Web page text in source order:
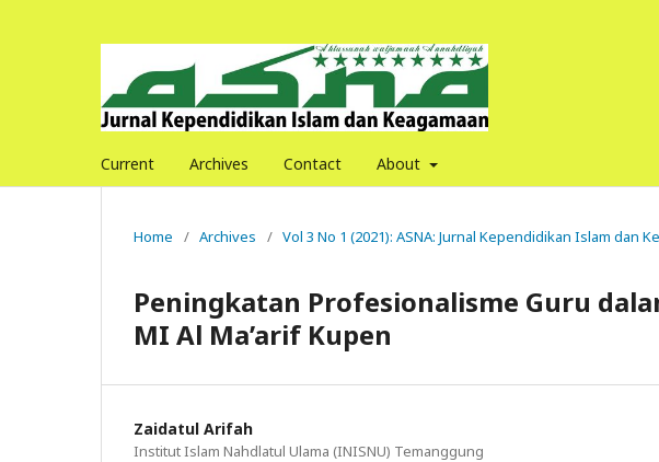
Current Archives Contact About
Home / Archives / Vol 3 No 1 (2021): ASNA: Jurnal Kependidikan Islam dan
Peningkatan Profesionalisme Guru
MI Al Ma’arif Kupen
Zaidatul Arifah
Institut Islam Nahdlatul Ulama (INISNU) Temanggung